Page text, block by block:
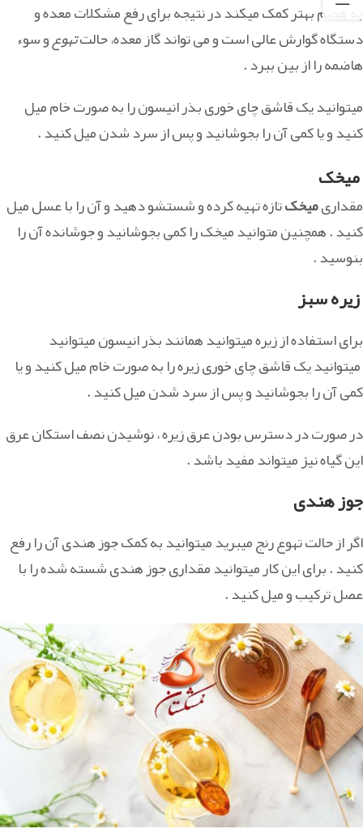
به هضم بهتر کمک میکند در نتیجه برای رفع مشکلات معده و
دستگاه گوارش عالی است و می تواند گاز معده، حالتتهوعو سوء
هاضمه را از بین ببرد .
میتوانید یک قاشق چای خوری بذر انیسون را به صورت خام میل
کنید و یا کمی آن را بجوشانید و پس از سرد شدن میل کنید .
میخک
مقداریمیخکتازه تهیه کرده و شستشو دهید و آن را با عسل میل
کنید . همچنین متوانید میخک را کمی بجوشانید و جوشانده آن را
بنوسید .
زیره سبز
برای استفاده از زیره میتوانید همانند بذر انیسون میتوانید
میتوانید یک قاشق چای خوری زیره را به صورت خام میل کنید و یا
کمی آن را بجوشانید و پس از سرد شدن میل کنید .
در صورت در دسترس بودن عرق زیره ، نوشیدن نصف استکان عرق
این گیاه نیز میتواند مفید باشد .
جوز هندی
اگر از حالت تهوع رنج میبرید میتوانید به کمک جوز هندی آن را رفع
کنید . برای این کار میتوانید مقداری جوز هندی شسته شده را با
عصل ترکیب و میل کنید .